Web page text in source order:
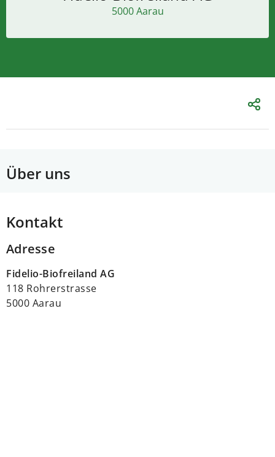
5000 Aarau
Über uns
Kontakt
Adresse
Fidelio-Biofreiland AG
118 Rohrerstrasse
5000 Aarau